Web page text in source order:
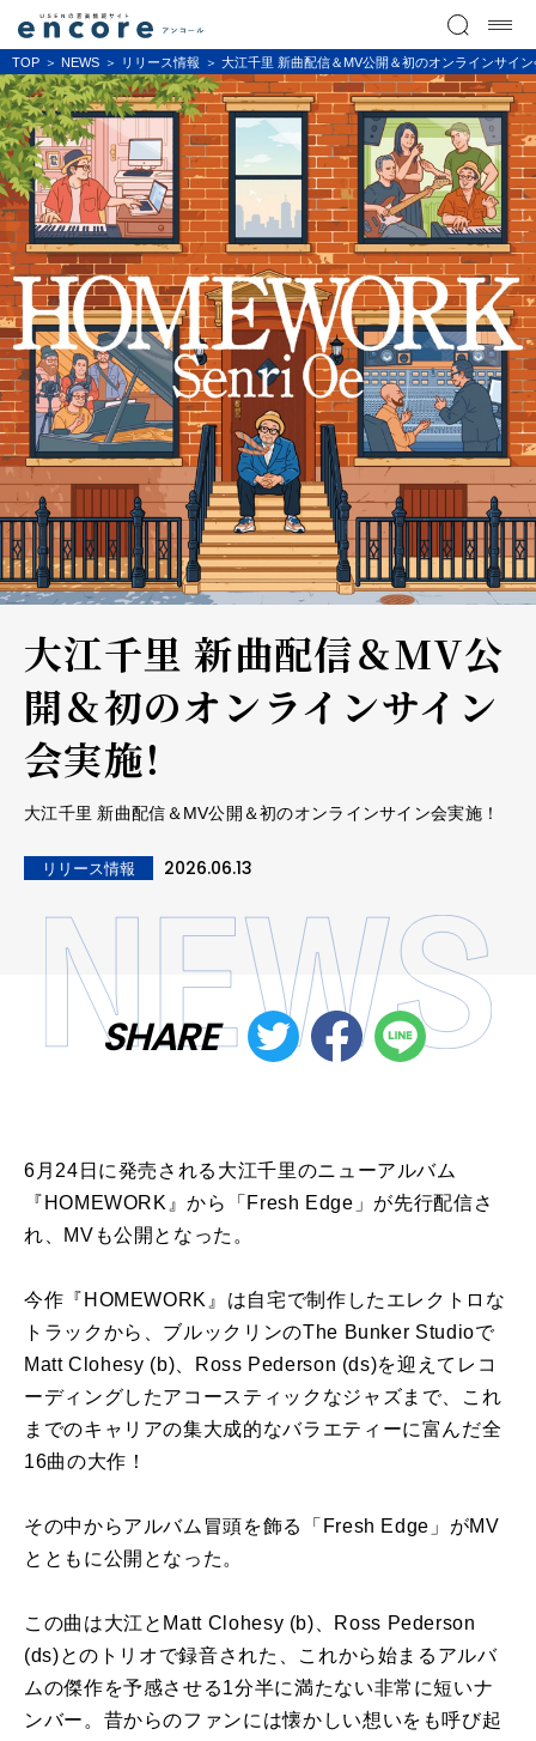
TOP NEWS リリース情報 大江千里 新曲配信＆MV公開＆初のオンラインサイ
大江千里 新曲配信＆MV公
開＆初のオンラインサイン
会実施！
大江千里 新曲配信＆MV公開＆初のオンラインサイン会実施！
リリース情報 2026.06.13
SHARE
6月24日に発売される大江千里のニューアルバム
『HOMEWORK』から「Fresh Edge」が先行配信さ
れ、MVも公開となった。
今作『HOMEWORK』は自宅で制作したエレクトロな
トラックから、ブルックリンのThe Bunker Studioで
Matt Clohesy (b)、Ross Pederson (ds)を迎えてレコ
ーディングしたアコースティックなジャズまで、これ
までのキャリアの集大成的なバラエティーに富んだ全
16曲の大作！
その中からアルバム冒頭を飾る「Fresh Edge」がMV
とともに公開となった。
この曲は大江とMatt Clohesy (b)、Ross Pederson
(ds)とのトリオで録音された、これから始まるアルバ
ムの傑作を予感させる1分半に満たない非常に短いナ
ンバー。昔からのファンには懐かしい想いをも呼び起